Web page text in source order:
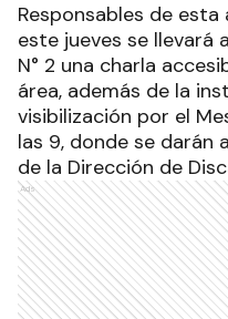
Responsables de
este jueves se llevará
N° 2 una charla
área, además de la
visibilización por el
las 9, donde se darán
de la Dirección de
Ads